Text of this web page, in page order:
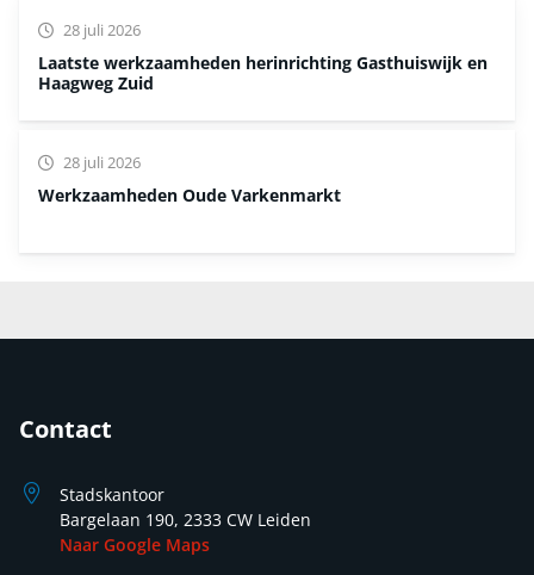
Laatste werkzaamheden herinrichting Gasthuiswijk en
Haagweg Zuid
28 juli 2026
Werkzaamheden Oude Varkenmarkt
28 juli 2026
Contact
Stadskantoor
Bargelaan 190, 2333 CW Leiden
Naar Google Maps